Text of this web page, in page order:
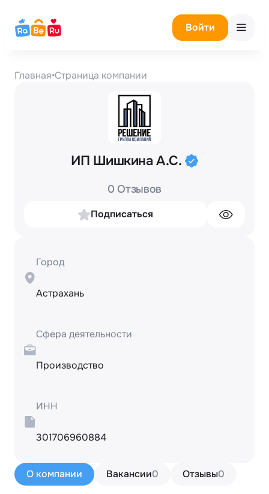
Войти
Главная•Страница компании
ИП Шишкина А.С.
0 Отзывов
Подписаться
О компании Вакансии0 Отзывы0
Город
Астрахань
Сфера деятельности
Производство
ИНН
301706960884